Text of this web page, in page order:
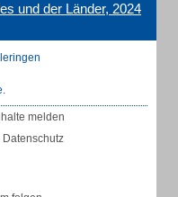
und der Länder, 2024
melden
Datenschutz